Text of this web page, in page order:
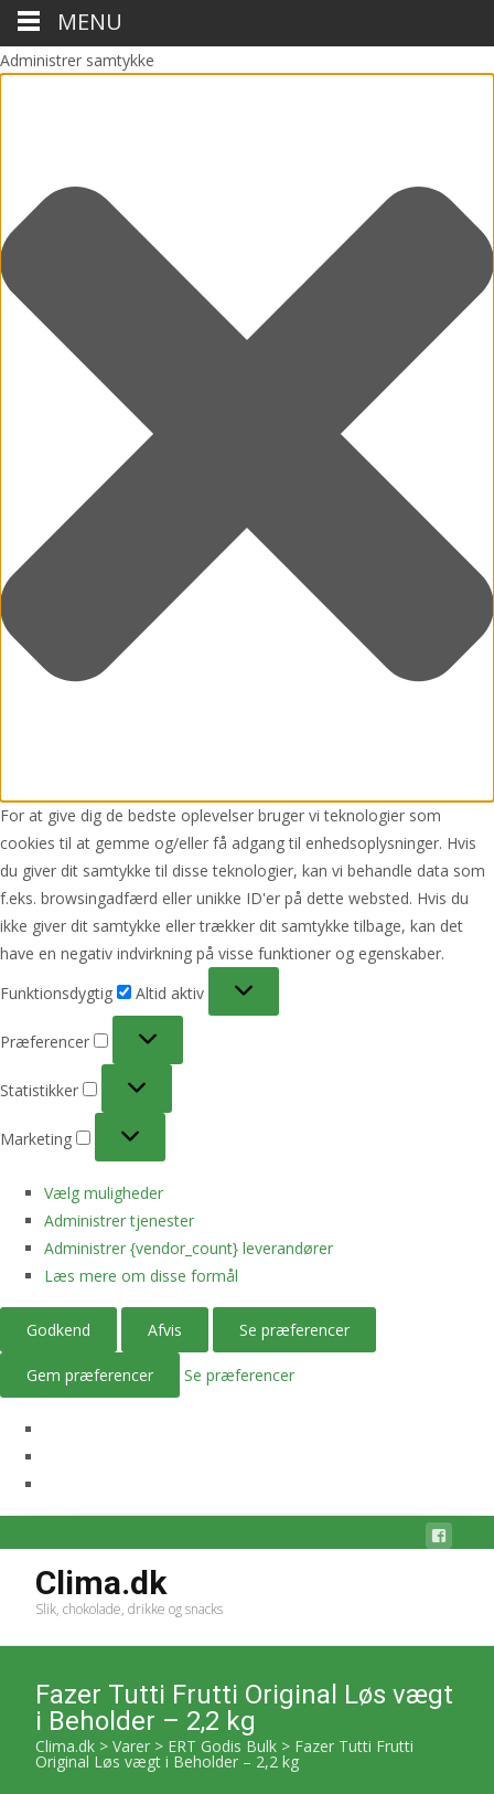
Administrer samtykke
For at give dig de bedste oplevelser bruger vi teknologier som
cookies til at gemme og/eller få adgang til enhedsoplysninger. Hvis
du giver dit samtykke til disse teknologier, kan vi behandle data som
f.eks. browsingadfærd eller unikke ID'er på dette websted. Hvis du
ikke giver dit samtykke eller trækker dit samtykke tilbage, kan det
have en negativ indvirkning på visse funktioner og egenskaber.
Funktionsdygtig
Altid aktiv
Præferencer
Statistikker
Marketing
Vælg muligheder
Administrer tjenester
Administrer {vendor_count} leverandører
Læs mere om disse formål
Godkend Afvis Se præferencer
Gem præferencer Se præferencer
Clima.dk
Slik, chokolade, drikke og snacks
Fazer Tutti Frutti Original Løs vægt
i Beholder – 2,2 kg
Clima.dk > Varer > ERT Godis Bulk > Fazer Tutti Frutti
Original Løs vægt i Beholder – 2,2 kg
MENU